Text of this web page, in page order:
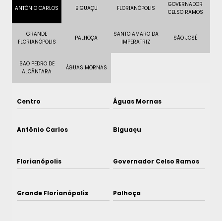
ANTÔNIO CARLOS BIGUAÇU FLORIANÓPOLIS
GOVERNADOR
CELSO RAMOS
GRANDE
FLORIANÓPOLIS
PALHOÇA
SANTO AMARO DA
IMPERATRIZ
SÃO JOSÉ
SÃO PEDRO DE
ALCÂNTARA
ÁGUAS MORNAS
Centro Águas Mornas
Antônio Carlos Biguaçu
Florianópolis Governador Celso Ramos
Grande Florianópolis Palhoça